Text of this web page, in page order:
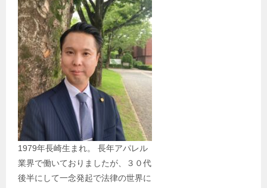
1979年長崎生まれ。 長年アパレル
業界で働いておりましたが、３０代
後半にして一念発起で法律の世界に